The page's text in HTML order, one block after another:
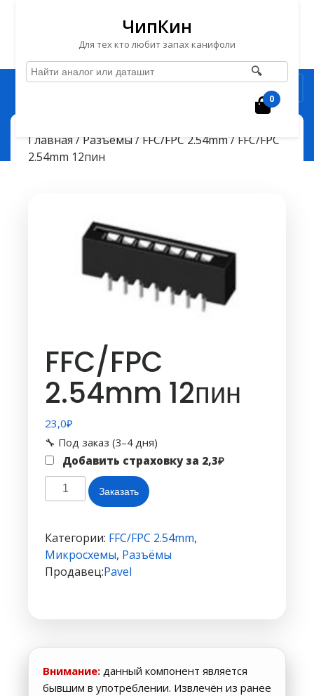
Перейти
содержимому
ЧипКин
Для тех кто любит запах канифоли
🔍
0
ЧипКин> > FFC/FPC 2.54mm 12пин
Главная/ Разъёмы/ FFC/FPC 2.54mm / FFC/FPC
2.54mm 12пин
FFC/FPC
2.54mm 12пин
23,0₽
🔧 Под заказ (3–4 дня)
Добавить страховку за 2,3₽
Количество
товара
2.54mm
12пин
Заказать
Категории: FFC/FPC 2.54mm,
Микросхемы, Разъёмы
Продавец:Pavel
Внимание: данный компонент является
бывшим в употреблении. Извлечён из ранее